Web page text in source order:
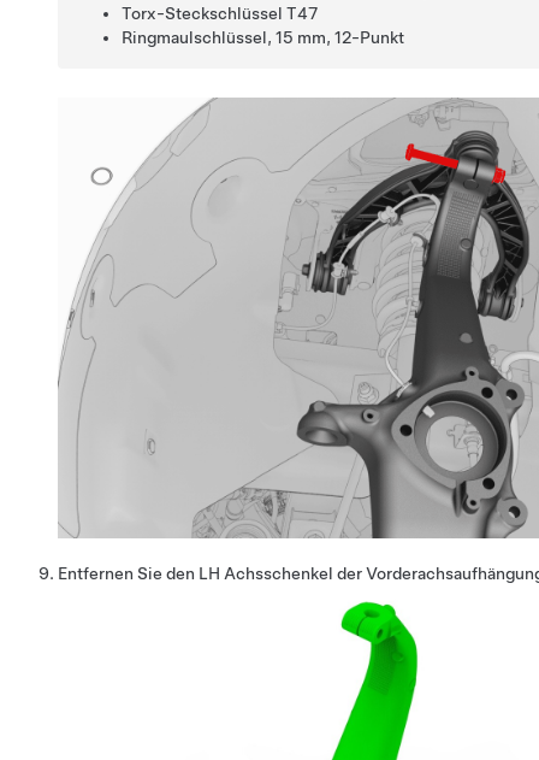
Torx-Steckschlüssel T47
Ringmaulschlüssel, 15 mm, 12-Punkt
Entfernen Sie den LH Achsschenkel der